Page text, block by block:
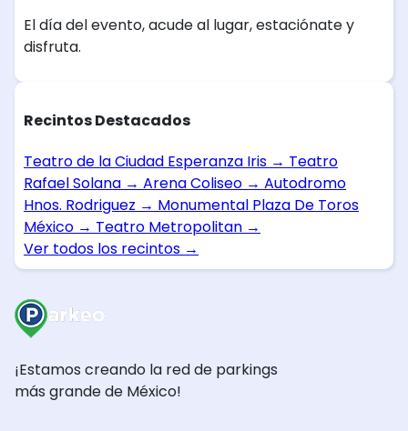
El día del evento, acude al lugar, estaciónate y
disfruta.
Recintos Destacados
Teatro de la Ciudad Esperanza Iris → Teatro
Rafael Solana → Arena Coliseo → Autodromo
Hnos. Rodriguez → Monumental Plaza De Toros
México → Teatro Metropolitan →
Ver todos los recintos →
¡Estamos creando la red de parkings
más grande de México!